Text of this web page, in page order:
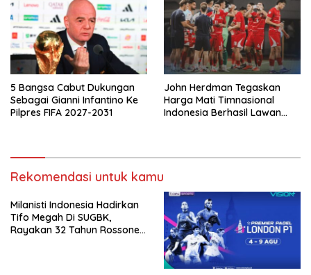
5 Bangsa Cabut Dukungan
Sebagai Gianni Infantino Ke
Pilpres FIFA 2027-2031
John Herdman Tegaskan
Harga Mati Timnasional
Indonesia Berhasil Lawan
Rekomendasi untuk kamu
Milanisti Indonesia Hadirkan
Tifo Megah Di SUGBK,
Rayakan 32 Tahun Rossoneri